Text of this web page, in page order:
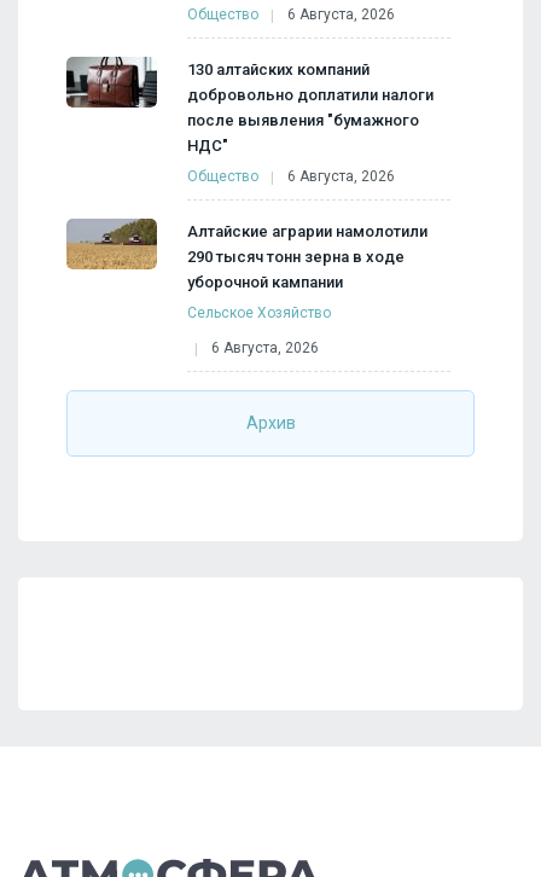
Общество 6 Августа, 2026
130 алтайских компаний
добровольно доплатили налоги
после выявления "бумажного
НДС"
Общество 6 Августа, 2026
Алтайские аграрии намолотили
290 тысяч тонн зерна в ходе
уборочной кампании
Сельское Хозяйство
6 Августа, 2026
Архив